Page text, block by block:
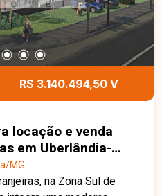
R$ 3.140.494,50 V
locação e venda
em Uberlândia-
MG
na Zona Sul de